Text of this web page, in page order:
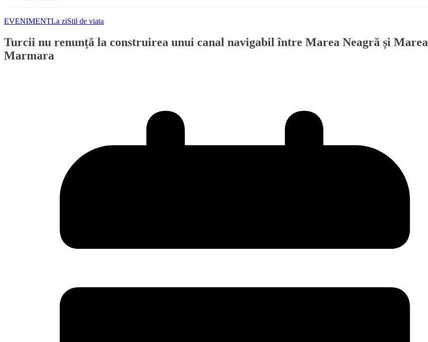
EVENIMENTLa ziStil de viata
Turcii nu renunță la construirea unui canal navigabil între Marea Neagră și Marea
Marmara